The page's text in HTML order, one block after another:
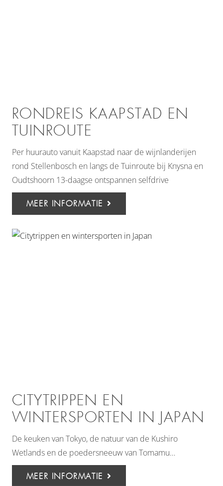
RONDREIS KAAPSTAD EN
TUINROUTE
Per huurauto vanuit Kaapstad naar de wijnlanderijen
rond Stellenbosch en langs de Tuinroute bij Knysna en
Oudtshoorn 13-daagse ontspannen selfdrive
MEER INFORMATIE
CITYTRIPPEN EN
WINTERSPORTEN IN JAPAN
De keuken van Tokyo, de natuur van de Kushiro
Wetlands en de poedersneeuw van Tomamu…
MEER INFORMATIE